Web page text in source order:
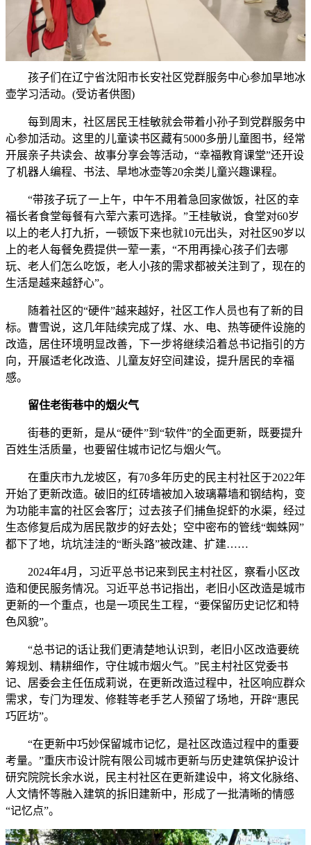
孩子们在辽宁省沈阳市长安社区党群服务中心参加旱地冰
壶学习活动。(受访者供图)
每到周末，社区居民王桂敏就会带着小孙子到党群服务中
心参加活动。这里的儿童读书区藏有5000多册儿童图书，经常
开展亲子共读会、故事分享会等活动，“幸福教育课堂”还开设
了机器人编程、书法、旱地冰壶等20余类儿童兴趣课程。
“带孩子玩了一上午，中午不用着急回家做饭，社区的幸
福长者食堂每餐有六荤六素可选择。”王桂敏说，食堂对60岁
以上的老人打九折，一顿饭下来也就10元出头，对社区90岁以
上的老人每餐免费提供一荤一素，“不用再操心孩子们去哪
玩、老人们怎么吃饭，老人小孩的需求都被关注到了，现在的
生活是越来越舒心”。
随着社区的“硬件”越来越好，社区工作人员也有了新的目
标。曹雪说，这几年陆续完成了煤、水、电、热等硬件设施的
改造，居住环境明显改善，下一步将继续沿着总书记指引的方
向，开展适老化改造、儿童友好空间建设，提升居民的幸福
感。
留住老街巷中的烟火气
街巷的更新，是从“硬件”到“软件”的全面更新，既要提升
百姓生活质量，也要留住城市记忆与烟火气。
在重庆市九龙坡区，有70多年历史的民主村社区于2022年
开始了更新改造。破旧的红砖墙被加入玻璃幕墙和钢结构，变
为功能丰富的社区会客厅；过去孩子们捕鱼捉虾的水渠，经过
生态修复后成为居民散步的好去处；空中密布的管线“蜘蛛网”
都下了地，坑坑洼洼的“断头路”被改建、扩建……
2024年4月，习近平总书记来到民主村社区，察看小区改
造和便民服务情况。习近平总书记指出，老旧小区改造是城市
更新的一个重点，也是一项民生工程，“要保留历史记忆和特
色风貌”。
“总书记的话让我们更清楚地认识到，老旧小区改造要统
筹规划、精耕细作，守住城市烟火气。”民主村社区党委书
记、居委会主任伍成莉说，在更新改造过程中，社区响应群众
需求，专门为理发、修鞋等老手艺人预留了场地，开辟“惠民
巧匠坊”。
“在更新中巧妙保留城市记忆，是社区改造过程中的重要
考量。”重庆市设计院有限公司城市更新与历史建筑保护设计
研究院院长余水说，民主村社区在更新建设中，将文化脉络、
人文情怀等融入建筑的拆旧建新中，形成了一批清晰的情感
“记忆点”。